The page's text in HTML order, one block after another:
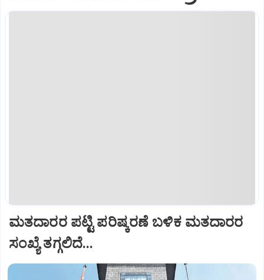
ಮತದಾರರ ಪಟ್ಟಿ ಪರಿಷ್ಕರಣೆ ಬಳಿಕ ಮತದಾರರ
ಸಂಖ್ಯೆ ತಗ್ಗಲಿದೆ...